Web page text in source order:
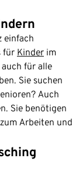
einfach
für Kinder im
für alle
Sie suchen
Auch
Sie benötigen
Arbeiten und